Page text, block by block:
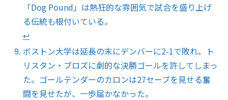
「Dog Pound」は熱狂的な雰囲気で試合を盛り上げ
る伝統も根付いている。
↩︎
ボストン大学は延長の末にデンバーに2-1で敗れ、ト
リスタン・ブロズに劇的な決勝ゴールを許してしまっ
た。ゴールテンダーのカロンは27セーブを見せる奮
闘を見せたが、一歩届かなかった。